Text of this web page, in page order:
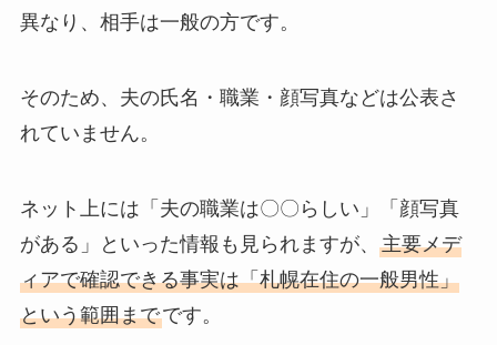
異なり、相手は一般の方です。
そのため、夫の氏名・職業・顔写真などは公表さ
れていません。
ネット上には「夫の職業は〇〇らしい」「顔写真
がある」といった情報も見られますが、 主要メデ
ィアで確認できる事実は「札幌在住の一般男性」
という範囲までです。